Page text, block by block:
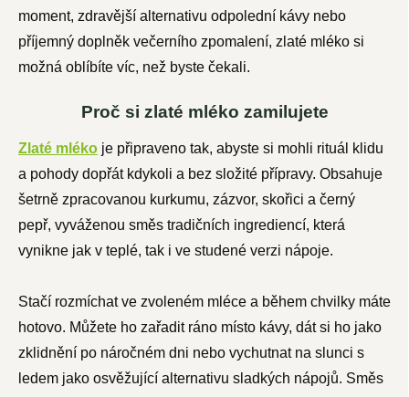
moment, zdravější alternativu odpolední kávy nebo
příjemný doplněk večerního zpomalení, zlaté mléko si
možná oblíbíte víc, než byste čekali.
Proč si zlaté mléko zamilujete
Zlaté mléko je připraveno tak, abyste si mohli rituál klidu
a pohody dopřát kdykoli a bez složité přípravy. Obsahuje
šetrně zpracovanou kurkumu, zázvor, skořici a černý
pepř, vyváženou směs tradičních ingrediencí, která
vynikne jak v teplé, tak i ve studené verzi nápoje.
Stačí rozmíchat ve zvoleném mléce a během chvilky máte
hotovo. Můžete ho zařadit ráno místo kávy, dát si ho jako
zklidnění po náročném dni nebo vychutnat na slunci s
ledem jako osvěžující alternativu sladkých nápojů. Směs